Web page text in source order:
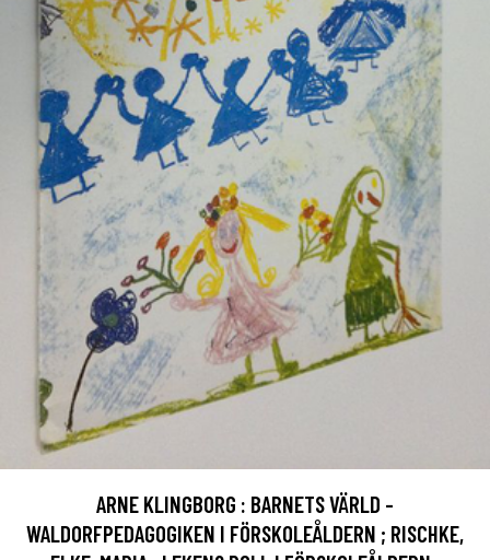
ARNE KLINGBORG : BARNETS VÄRLD -
WALDORFPEDAGOGIKEN I FÖRSKOLEÅLDERN ; RISCHKE,